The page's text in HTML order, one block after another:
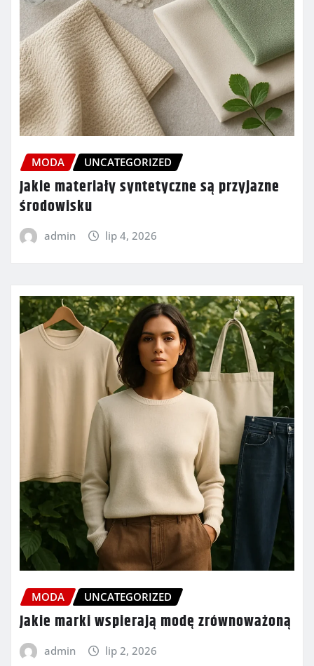
MODA UNCATEGORIZED
Jakie materiały syntetyczne są przyjazne
środowisku
admin lip 4, 2026
MODA UNCATEGORIZED
Jakie marki wspierają modę zrównoważoną
admin lip 2, 2026